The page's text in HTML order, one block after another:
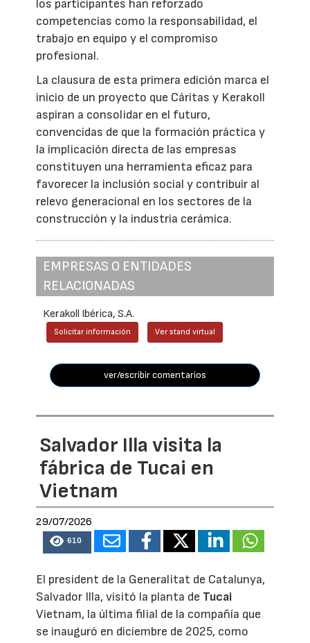
los participantes han reforzado
competencias como la responsabilidad, el
trabajo en equipo y el compromiso
profesional.
La clausura de esta primera edición marca el
inicio de un proyecto que Cáritas y Kerakoll
aspiran a consolidar en el futuro,
convencidas de que la formación práctica y
la implicación directa de las empresas
constituyen una herramienta eficaz para
favorecer la inclusión social y contribuir al
relevo generacional en los sectores de la
construcción y la industria cerámica.
EMPRESAS O ENTIDADES
RELACIONADAS
Kerakoll Ibérica, S.A.
Solicitar información Ver stand virtual
ver/escribir comentarios
Salvador Illa visita la
fábrica de Tucai en
Vietnam
29/07/2026
610
El president de la Generalitat de Catalunya,
Salvador Illa, visitó la planta de Tucai
Vietnam, la última filial de la compañía que
se inauguró en diciembre de 2025, como